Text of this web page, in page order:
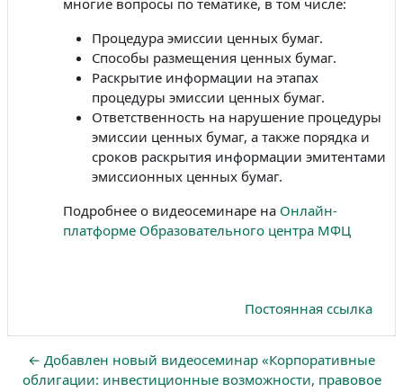
многие вопросы по тематике, в том числе:
Процедура эмиссии ценных бумаг.
Способы размещения ценных бумаг.
Раскрытие информации на этапах
процедуры эмиссии ценных бумаг.
Ответственность на нарушение процедуры
эмиссии ценных бумаг, а также порядка и
сроков раскрытия информации эмитентами
эмиссионных ценных бумаг.
Подробнее о видеосеминаре на Онлайн-
платформе Образовательного центра МФЦ
Постоянная ссылка
← Добавлен новый видеосеминар «Корпоративные
облигации: инвестиционные возможности, правовое